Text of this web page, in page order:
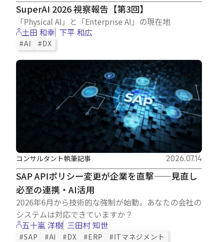
SuperAI 2026 視察報告【第3回】
「Physical AI」と「Enterprise AI」の現在地
土田 和幸 下平 和広
#AI #DX
SAP APIポリシー変更が企業を直撃——見直し
必至の連携・AI活用
2026年6月から技術的な強制が始動。あなたの会社の
システムは対応できていますか？
コンサルタント執筆記事 2026.07.14
五十嵐 洋樹 三田村 知世
#SAP #AI #DX #ERP #ITマネジメント